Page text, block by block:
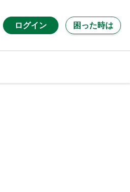
ログイン 困った時は